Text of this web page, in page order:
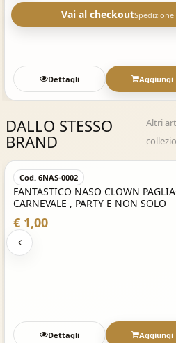
Vai al checkout
Dettagli Aggiungi
DALLO STESSO
BRAND
Altri
Acquisto
Cod. 6NAS-0002
FANTASTICO NASO CLOWN
CARNEVALE , PARTY E NON SOLO
€ 1,00
Dettagli Aggiungi